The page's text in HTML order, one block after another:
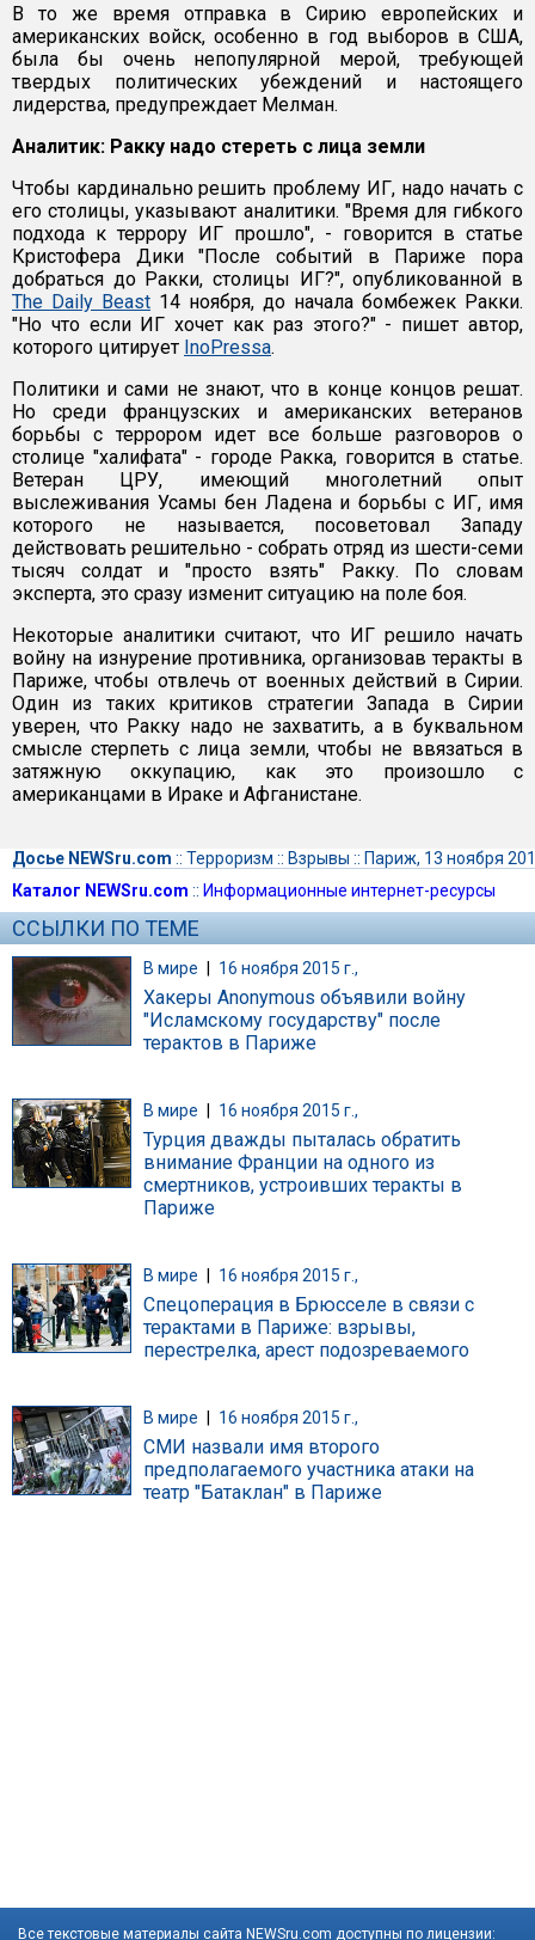
В то же время отправка в Сирию европейских и
американских войск, особенно в год выборов в США,
была бы очень непопулярной мерой, требующей
твердых политических убеждений и настоящего
лидерства, предупреждает Мелман.
Аналитик: Ракку надо стереть с лица земли
Чтобы кардинально решить проблему ИГ, надо начать с
его столицы, указывают аналитики. "Время для гибкого
подхода к террору ИГ прошло", - говорится в статье
Кристофера Дики "После событий в Париже пора
добраться до Ракки, столицы ИГ?", опубликованной в
The Daily Beast 14 ноября, до начала бомбежек Ракки.
"Но что если ИГ хочет как раз этого?" - пишет автор,
которого цитирует InoPressa.
Политики и сами не знают, что в конце концов решат.
Но среди французских и американских ветеранов
борьбы с террором идет все больше разговоров о
столице "халифата" - городе Ракка, говорится в статье.
Ветеран ЦРУ, имеющий многолетний опыт
выслеживания Усамы бен Ладена и борьбы с ИГ, имя
которого не называется, посоветовал Западу
действовать решительно - собрать отряд из шести-семи
тысяч солдат и "просто взять" Ракку. По словам
эксперта, это сразу изменит ситуацию на поле боя.
Некоторые аналитики считают, что ИГ решило начать
войну на изнурение противника, организовав теракты в
Париже, чтобы отвлечь от военных действий в Сирии.
Один из таких критиков стратегии Запада в Сирии
уверен, что Ракку надо не захватить, а в буквальном
смысле стерпеть с лица земли, чтобы не ввязаться в
затяжную оккупацию, как это произошло с
американцами в Ираке и Афганистане.
Досье NEWSru.com :: Терроризм :: Взрывы :: Париж, 13 ноября
Каталог NEWSru.com :: Информационные интернет-ресурсы
ССЫЛКИ ПО ТЕМЕ
В мире | 16 ноября 2015 г.,
Хакеры Anonymous объявили войну
"Исламскому государству" после
терактов в Париже
В мире 16 ноября 2015 г.,
Турция дважды пыталась обратить
внимание Франции на одного из
смертников, устроивших теракты в
Париже
В мире 16 ноября 2015 г.,
Спецоперация в Брюсселе в связи с
терактами в Париже: взрывы,
перестрелка, арест подозреваемого
В мире 16 ноября 2015 г.,
СМИ назвали имя второго
предполагаемого участника атаки на
театр "Батаклан" в Париже
Все текстовые материалы сайта NEWSru.com доступны по лицензии: